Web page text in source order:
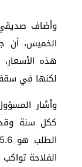
وأضاف
الخميس، أن
هذه الأسعار،
لكنها في
وأشار
الفلاحة